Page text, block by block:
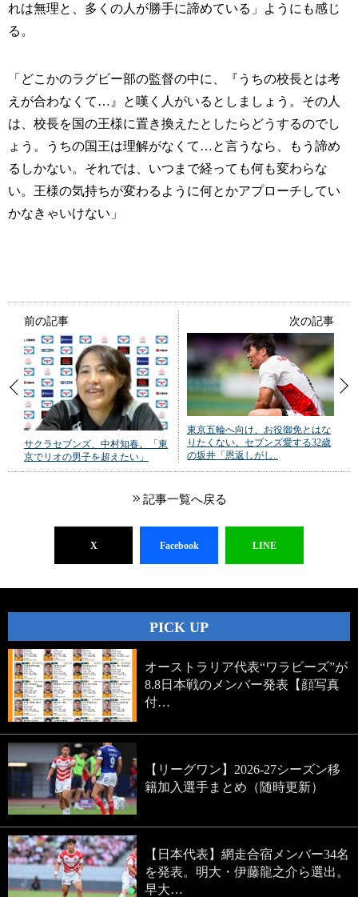
れは無理と、多くの人が勝手に諦めている」ようにも感じ
る。
「どこかのラグビー部の監督の中に、『うちの校長とは考
えが合わなくて…』と嘆く人がいるとしましょう。その人
は、校長を国の王様に置き換えたとしたらどうするのでし
ょう。うちの国王は理解がなくて…と言うなら、もう諦め
るしかない。それでは、いつまで経っても何も変わらな
い。王様の気持ちが変わるように何とかアプローチしてい
かなきゃいけない」
前の記事
サクラセブンズ、中村知春。「東
京でリオの男子を超えたい」
次の記事
東京五輪へ向け、お役御免とはな
りたくない。セブンズ愛する32歳
の坂井「恩返しがし..
記事一覧へ戻る
X Facebook LINE
PICK UP
オーストラリア代表“ワラビーズ”が
8.8日本戦のメンバー発表【顔写真
付…
【リーグワン】2026-27シーズン移
籍加入選手まとめ（随時更新）
【日本代表】網走合宿メンバー34名
を発表。明大・伊藤龍之介ら選出。
早大…